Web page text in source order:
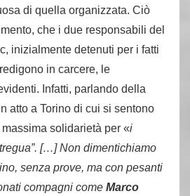
di quella organizzata. Ciò
che i due responsabili del
inizialmente detenuti per i fatti
in carcere, le
Infatti, parlando della
atto a Torino di cui si sentono
solidarietà per «i
[…] Non dimentichiamo
senza prove, ma con pesanti
compagni come Marco